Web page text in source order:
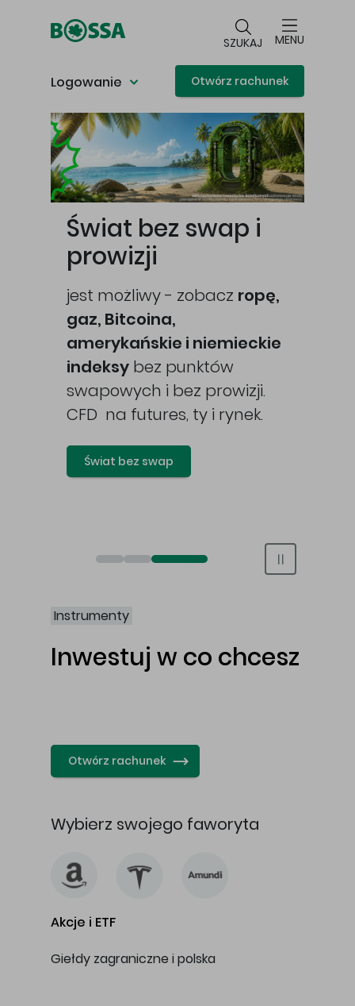
SZUKAJ MENU
Logowanie Otwórz rachunek
Główna treść
Świat bez swap i
prowizji
jest możliwy - zobacz ropę,
gaz, Bitcoina,
amerykańskie i niemieckie
indeksy bez punktów
swapowych i bez prowizji.
CFD na futures, ty i rynek.
Świat bez swap
Otwórz rachunek maklerski online
Otwórz konto IKE/IKZE
Świat bez swap i prowizji
Instrumenty
Inwestuj w co chcesz
Otwórz rachunek
Wybierz swojego faworyta
Akcje i ETF
Giełdy zagraniczne i polska